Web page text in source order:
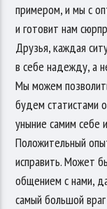
примером, и мы с
и готовит нам
Друзья, каждая
в себе надежду, а
Мы можем
будем статистами
уныние самим себе
Положительный
исправить. Может
общением с нами,
самый большой